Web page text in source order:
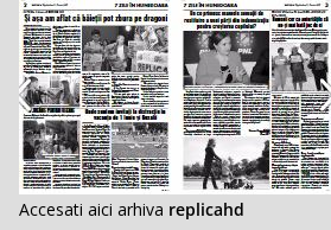
Accesati aici arhiva replicahd